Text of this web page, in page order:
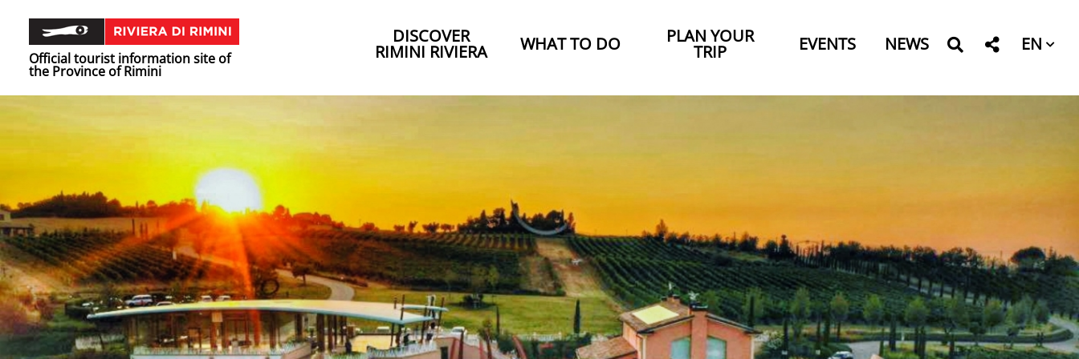
Official tourist information site of
the Province of Rimini
DISCOVER
RIMINI RIVIERA WHAT TO DO PLAN YOUR
TRIP EVENTS NEWS EN